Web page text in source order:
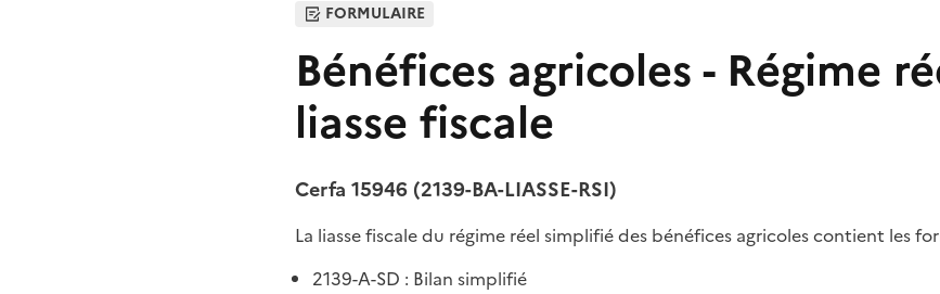
FORMULAIRE
Bénéfices agricoles - Régime
liasse fiscale
Cerfa 15946 (2139-BA-LIASSE-RSI)
La liasse fiscale du régime réel simplifié des bénéfices agricoles contient les
2139-A-SD : Bilan simplifié